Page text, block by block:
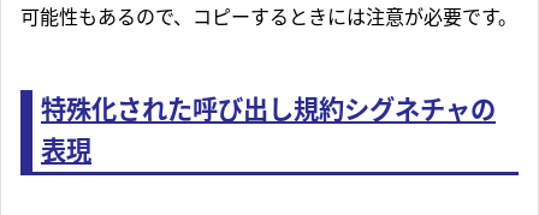
可能性もあるので、コピーするときには注意が必要です。
特殊化された呼び出し規約シグネチャの
表現